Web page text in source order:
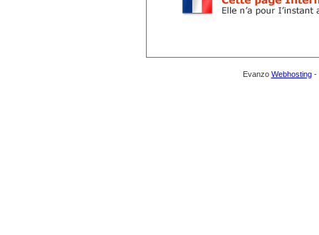
Evanzo Webhosting-